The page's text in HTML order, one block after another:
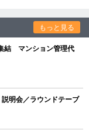
もっと見る
結 マンション管理代
明会／ラウンドテーブ